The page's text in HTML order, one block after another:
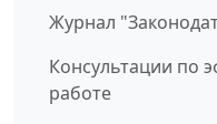
Журнал
Консультации по
работе